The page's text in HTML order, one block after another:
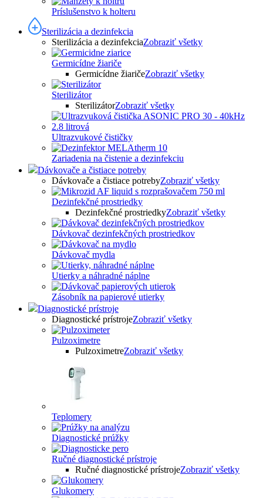
Príslušenstvo k holteru
Sterilizácia a dezinfekcia
Sterilizácia a dezinfekciaZobraziť všetky
Germicídne žiariče
Germicídne žiaričeZobraziť všetky
Sterilizátor
SterilizátorZobraziť všetky
Ultrazvukové čističky
Zariadenia na čistenie a dezinfekciu
Dávkovače a čistiace potreby
Dávkovače a čistiace potrebyZobraziť všetky
Dezinfekčné prostriedky
Dezinfekčné prostriedkyZobraziť všetky
Dávkovač dezinfekčných prostriedkov
Dávkovač mydla
Utierky a náhradné náplne
Zásobník na papierové utierky
Diagnostické prístroje
Diagnostické prístrojeZobraziť všetky
Pulzoximetre
PulzoximetreZobraziť všetky
Teplomery
Diagnostické prúžky
Ručné diagnostické prístroje
Ručné diagnostické prístrojeZobraziť všetky
Glukomery